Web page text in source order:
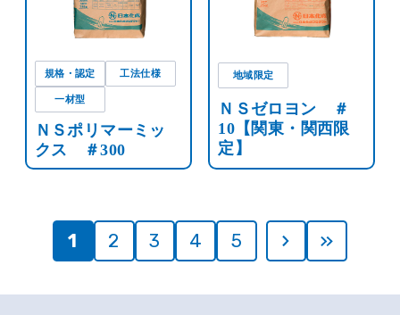
規格・認定 工法仕様
一材型
ＮＳポリマーミッ
クス ＃300
地域限定
ＮＳゼロヨン ＃
10【関東・関西限
定】
1 2 3 4 5